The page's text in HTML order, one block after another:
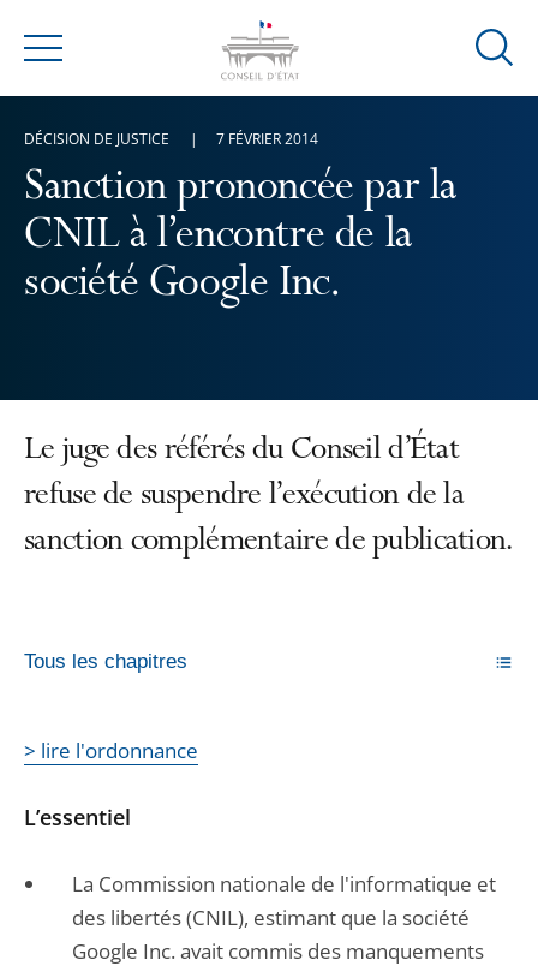
Menu
Ouvrir
Sanction prononcée par la
CNIL à l’encontre de la
société Google Inc.
DÉCISION DE JUSTICE 7 FÉVRIER 2014
Le juge des référés du Conseil d’État
refuse de suspendre l’exécution de la
sanction complémentaire de publication.
Tous les chapitres
> lire l'ordonnance
L’essentiel
La Commission nationale de l'informatique et
des libertés (CNIL), estimant que la société
Google Inc. avait commis des manquements